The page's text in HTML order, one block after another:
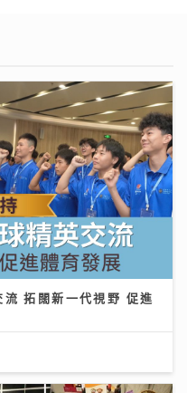
拓闊新一代視野 促進